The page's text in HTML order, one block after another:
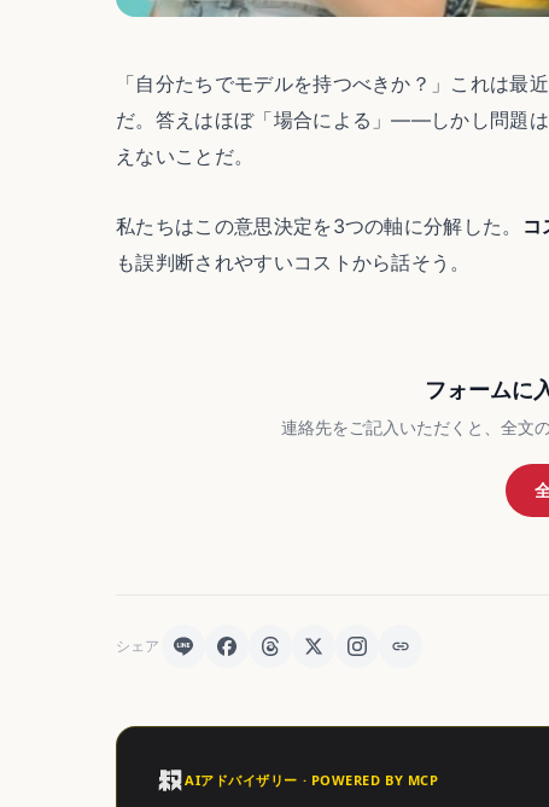
「自分たちでモデルを持つべきか？」これは最
だ。答えはほぼ「場合による」——しかし問題
えないことだ。
私たちはこの意思決定を3つの軸に分解した。 コ
も誤判断されやすいコストから話そう。
フォームに
連絡先をご記入いただくと、全文
シェア
AIアドバイザリー · POWERED BY MCP